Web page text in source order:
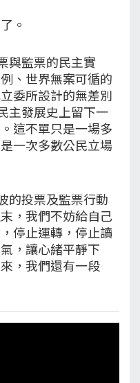
。
與監票的民主實
、世界無案可循的
委所設計的無差別
主發展史上留下一
這不單只是一場多
一次多數公民立場
的投票及監票行動
，我們不妨給自己
停止運轉，停止讀
，讓心緒平靜下
，我們還有一段